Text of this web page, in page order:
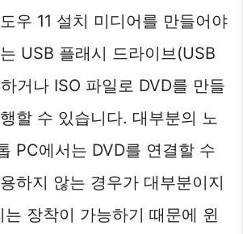
우 11 설치 미디어를 만들어야
USB 플래시 드라이브(USB
거나 ISO 파일로 DVD를 만들
할 수 있습니다. 대부분의 노
PC에서는 DVD를 연결할 수
하지 않는 경우가 대부분이지
장착이 가능하기 때문에 윈